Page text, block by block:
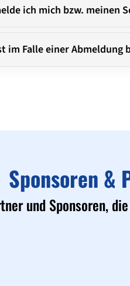
ich mich bzw. meinen
im Falle einer Abmeldung
Sponsoren &
und Sponsoren,